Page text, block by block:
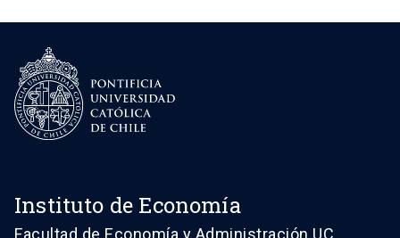
Instituto de Economía
Facultad de Economía y Administración UC